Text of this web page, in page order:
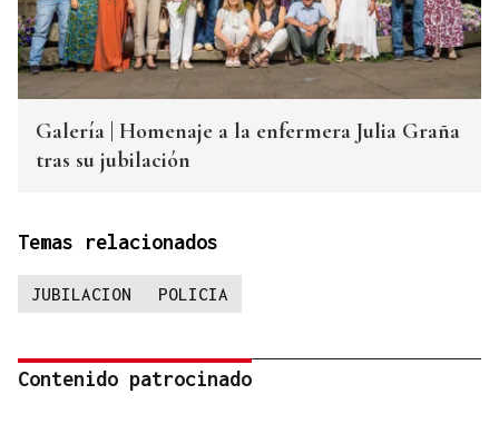
Galería | Homenaje a la enfermera Julia Graña
tras su jubilación
Temas relacionados
JUBILACION POLICIA
Contenido patrocinado